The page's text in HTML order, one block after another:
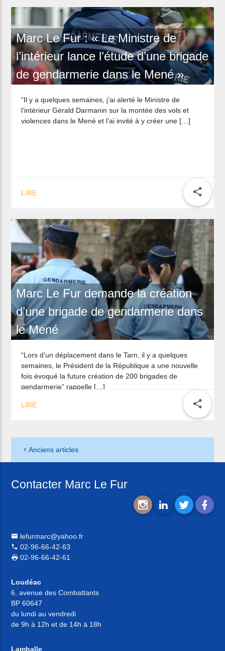
Marc Le Fur : « Le Ministre de
l’intérieur lance l’étude d’une brigade
de gendarmerie dans le Mené »
“Il y a quelques semaines, j’ai alerté le Ministre de
l’intérieur Gérald Darmanin sur la montée des vols et
violences dans le Mené et l’ai invité à y créer une […]
LIRE share
Marc Le Fur demande la création
d’une brigade de gendarmerie dans
le Mené
“Lors d’un déplacement dans le Tarn, il y a quelques
semaines, le Président de la République a une nouvelle
fois évoqué la future création de 200 brigades de
gendarmerie” rappelle […]
LIRE share
Anciens articles
Contacter Marc Le Fur
lefurmarc@yahoo.fr
02-96-66-42-63
02-96-66-42-61
Loudéac
6, avenue des Combattants
BP 60647
du lundi au vendredi
de 9h à 12h et de 14h à 18h
Lamballe